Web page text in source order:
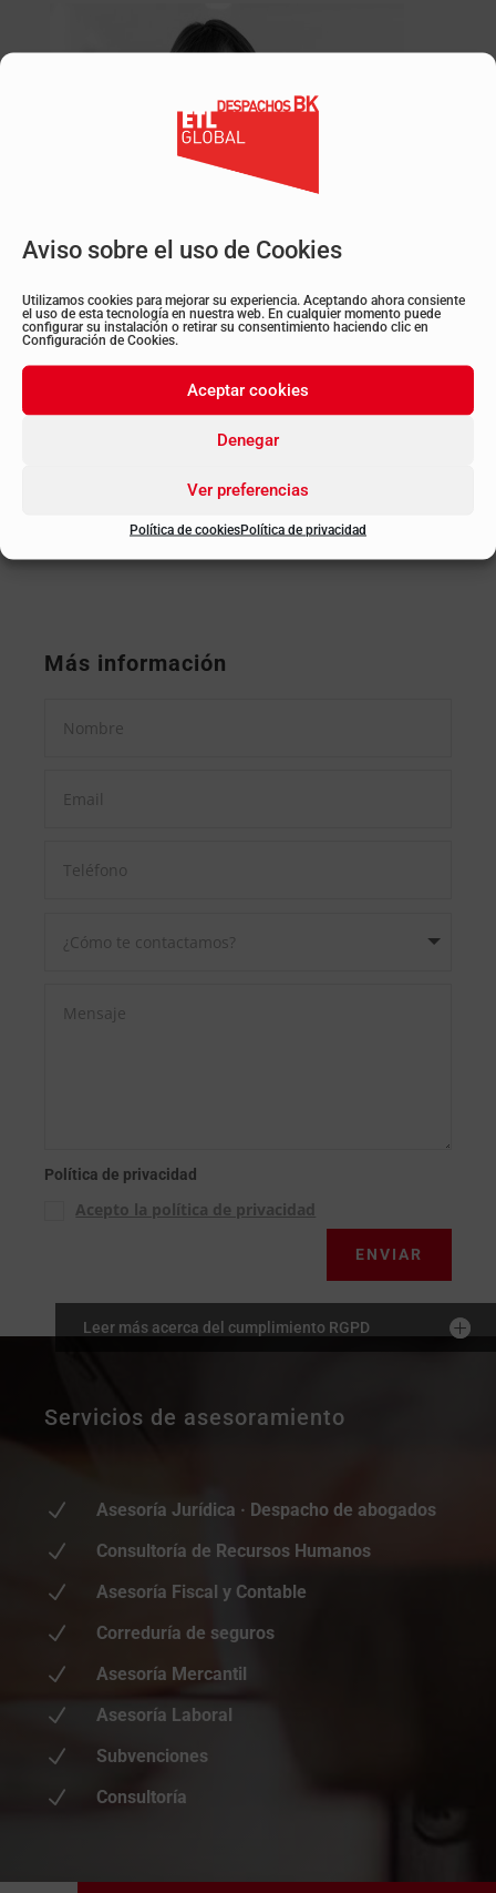
Aviso sobre el uso de Cookies
Utilizamos cookies para mejorar su experiencia. Aceptando ahora consiente
el uso de esta tecnología en nuestra web. En cualquier momento puede
configurar su instalación o retirar su consentimiento haciendo clic en
Configuración de Cookies.
Aceptar cookies
Denegar
Ver preferencias
Política de cookiesPolítica de privacidad
María Álvarez Loureiro
Asesora Laboral | Oficina Burgos
Más información
Política de privacidad
Acepto la política de privacidad
ENVIAR
Leer más acerca del cumplimiento RGPD
Servicios de asesoramiento
N Asesoría Jurídica · Despacho de abogados
N Consultoría de Recursos Humanos
N Asesoría Fiscal y Contable
N Correduría de seguros
N Asesoría Mercantil
N Asesoría Laboral
N Subvenciones
N Consultoría